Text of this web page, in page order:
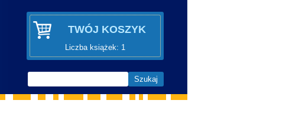
TWÓJ KOSZYK
Liczba książek: 1